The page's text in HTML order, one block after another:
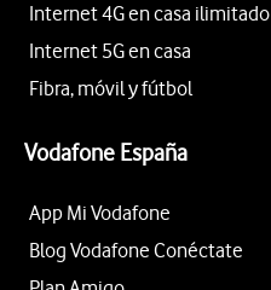
Internet 4G en casa ilimitado
Internet 5G en casa
Fibra, móvil y fútbol
Vodafone España
App Mi Vodafone
Blog Vodafone Conéctate